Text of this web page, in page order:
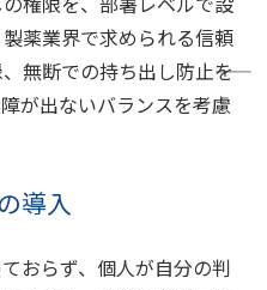
薬業界で求められる信頼
無断での持ち出し防止――を
が出ないバランスを考慮
導入
おらず、個人が自分の判